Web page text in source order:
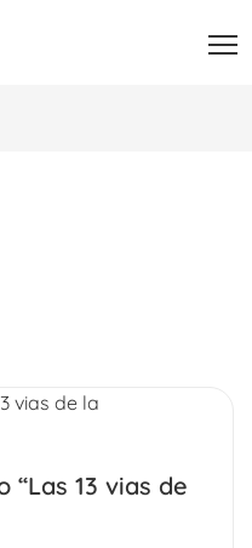
13 vias de